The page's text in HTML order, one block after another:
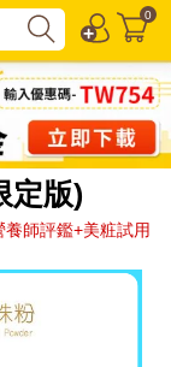
0
定版)
師評鑑+美粧試用